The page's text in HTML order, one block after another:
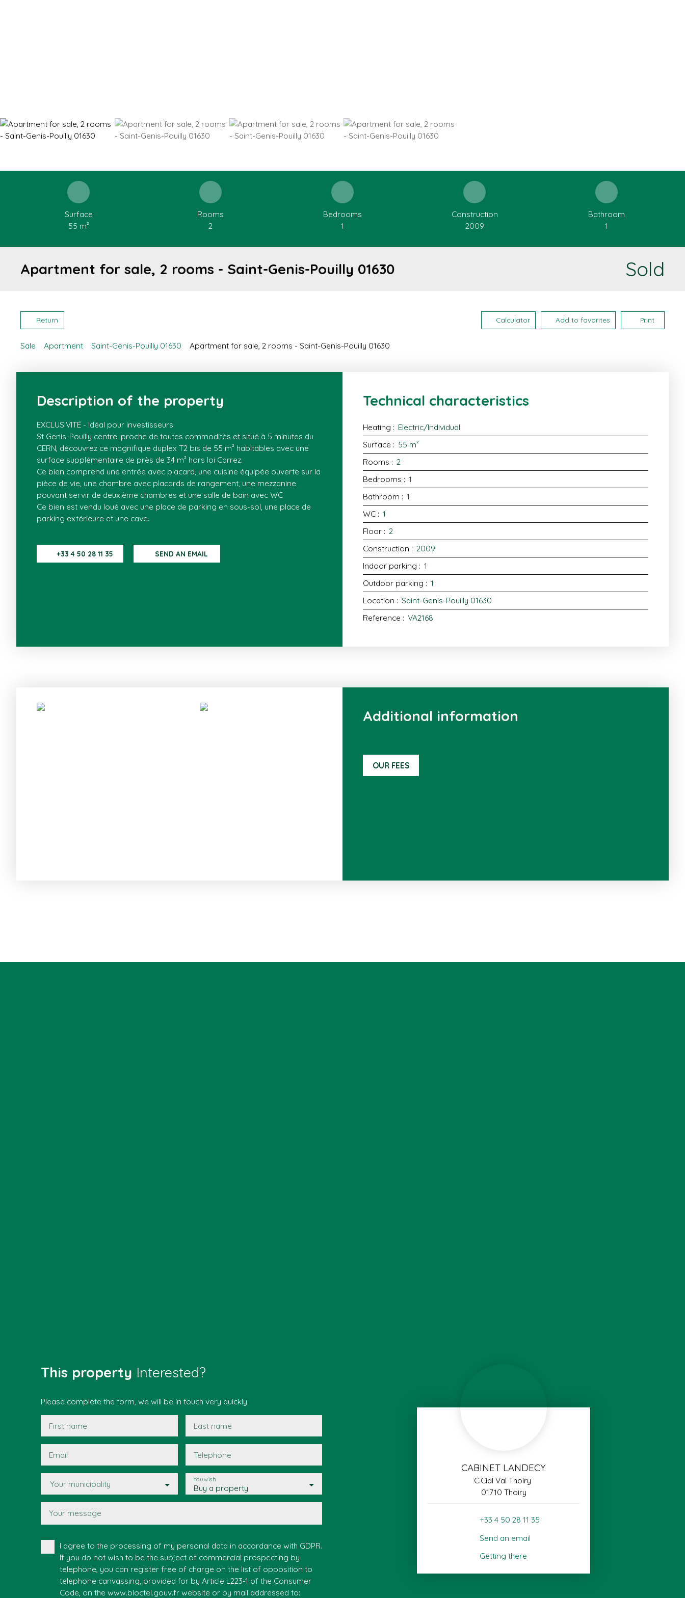
Surface
55 m²
Rooms
2
Bedrooms
1
Construction
2009
Bathroom
1
Apartment for sale, 2 rooms - Saint-Genis-Pouilly 01630 Sold
Return Calculator Add to favorites Print
Sale Apartment Saint-Genis-Pouilly 01630 Apartment for sale, 2 rooms - Saint-Genis-Pouilly 01630
Description of the property
EXCLUSIVITÉ - Idéal pour investisseurs
St Genis-Pouilly centre, proche de toutes commodités et situé à 5 minutes du
CERN, découvrez ce magnifique duplex T2 bis de 55 m² habitables avec une
surface supplémentaire de près de 34 m² hors loi Carrez.
Ce bien comprend une entrée avec placard, une cuisine équipée ouverte sur la
pièce de vie, une chambre avec placards de rangement, une mezzanine
pouvant servir de deuxième chambres et une salle de bain avec WC
Ce bien est vendu loué avec une place de parking en sous-sol, une place de
parking extérieure et une cave.
+33 4 50 28 11 35 SEND AN EMAIL
Technical characteristics
Heating : Electric/Individual
Surface : 55 m²
Rooms : 2
Bedrooms : 1
Bathroom : 1
WC : 1
Floor : 2
Construction : 2009
Indoor parking : 1
Outdoor parking : 1
Location : Saint-Genis-Pouilly 01630
Reference : VA2168
Additional information
OUR FEES
This property Interested?
Please complete the form, we will be in touch very quickly.
First name Last name
Email Telephone
Your municipality Buy a property
You wish
Your message
I agree to the processing of my personal data in accordance with GDPR.
If you do not wish to be the subject of commercial prospecting by
telephone, you can register free of charge on the list of opposition to
telephone canvassing, provided for by Article L223-1 of the Consumer
Code, on the www.bloctel.gouv.fr website or by mail addressed to:
CABINET LANDECY
C.Cial Val Thoiry
01710 Thoiry
+33 4 50 28 11 35
Send an email
Getting there